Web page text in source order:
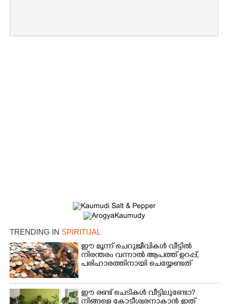
TRENDING IN SPIRITUAL
ഈ മൂന്ന് ചെറുജീവികൾ വീട്ടിൽ
നിരന്തരം വന്നാൽ ആപത്ത് ഉറപ്പ്,​
പരിഹാരത്തിനായി ചെയ്യേണ്ടത്
ഈ രണ്ട് ചെടികൾ വീട്ടിലുണ്ടോ?​